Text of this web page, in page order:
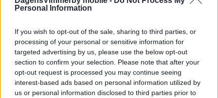
Personal Information
If you wish to opt-out of the sale, sharing to third parties, or
processing of your personal or sensitive information for
targeted advertising by us, please use the below opt-out
section to confirm your selection. Please note that after your
opt-out request is processed you may continue seeing
interest-based ads based on personal information utilized by
us or personal information disclosed to third parties prior to
inte kräva mer"
Annons: